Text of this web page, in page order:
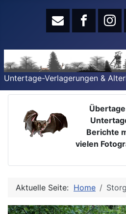
Untertage-Verlagerungen &
Berichte
vielen
Aktuelle Seite: Home